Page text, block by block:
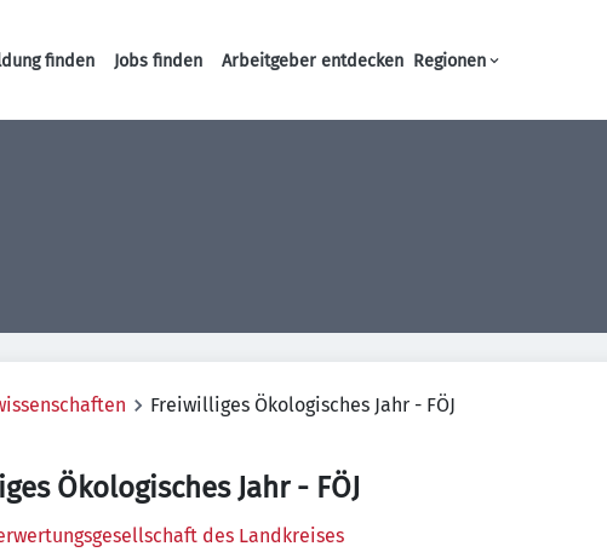
Haupt-Navigation
finden Jobs finden Arbeitgeber entdecken Regionen
Freiwilliges Ökologisches Jahr - FÖJ
Ökologisches Jahr - FÖJ
des Landkreises